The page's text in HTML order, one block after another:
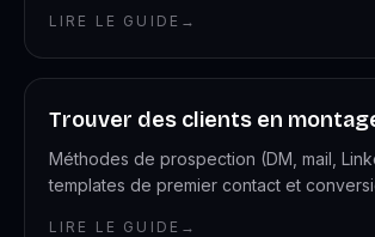
LIRE LE GUIDE →
Trouver des clients en
Méthodes de prospection (DM, mail,
templates de premier contact et
LIRE LE GUIDE →